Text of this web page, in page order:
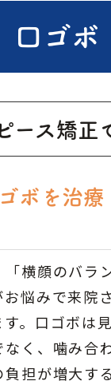
口ゴボ
ース矯正
ボを治療
横顔のバラ
悩みで来院さ
。口ゴボは見
く、噛み合
担が増大する